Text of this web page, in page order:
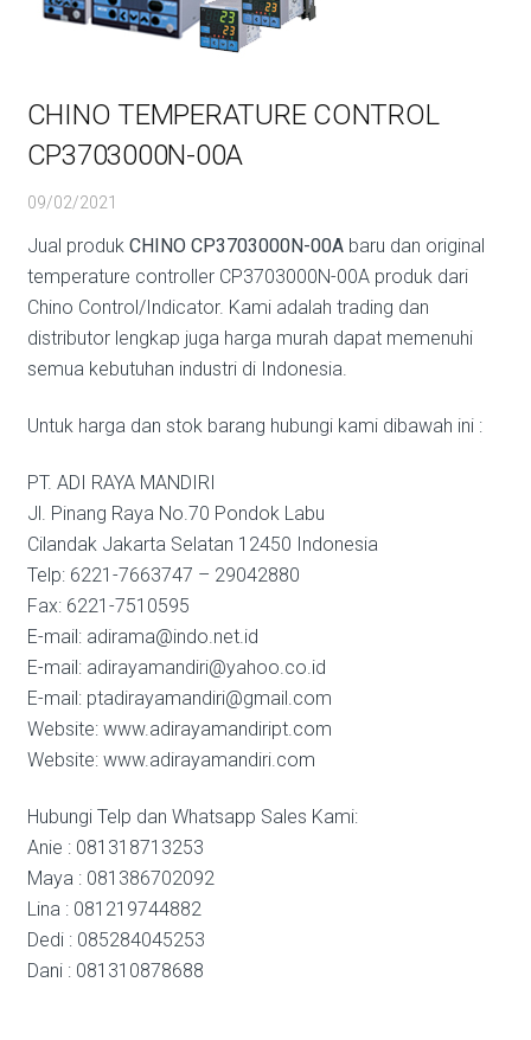
CHINO TEMPERATURE CONTROL
CP3703000N-00A
09/02/2021
Jual produk CHINO CP3703000N-00Abaru dan original
temperature controller CP3703000N-00A produk dari
Chino Control/Indicator. Kami adalah trading dan
distributor lengkap juga harga murah dapat memenuhi
semua kebutuhan industri di Indonesia.
Untuk harga dan stok barang hubungi kami dibawah ini :
PT. ADI RAYA MANDIRI
Jl. Pinang Raya No.70 Pondok Labu
Cilandak Jakarta Selatan 12450 Indonesia
Telp: 6221-7663747 – 29042880
Fax: 6221-7510595
E-mail: adirama@indo.net.id
E-mail: adirayamandiri@yahoo.co.id
E-mail: ptadirayamandiri@gmail.com
Website: www.adirayamandiript.com
Website: www.adirayamandiri.com
Hubungi Telp dan Whatsapp Sales Kami:
Anie : 081318713253
Maya : 081386702092
Lina : 081219744882
Dedi : 085284045253
Dani : 081310878688